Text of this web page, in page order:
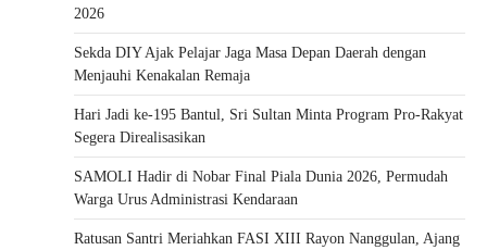
2026
Sekda DIY Ajak Pelajar Jaga Masa Depan Daerah dengan
Menjauhi Kenakalan Remaja
Hari Jadi ke-195 Bantul, Sri Sultan Minta Program Pro-Rakyat
Segera Direalisasikan
SAMOLI Hadir di Nobar Final Piala Dunia 2026, Permudah
Warga Urus Administrasi Kendaraan
Ratusan Santri Meriahkan FASI XIII Rayon Nanggulan, Ajang